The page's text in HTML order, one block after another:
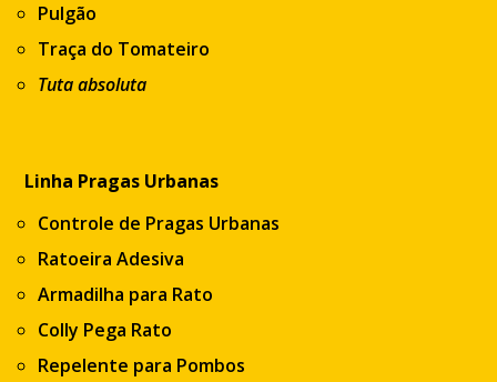
Pulgão
Traça do Tomateiro
Tuta absoluta
Linha Pragas Urbanas
Controle de Pragas Urbanas
Ratoeira Adesiva
Armadilha para Rato
Colly Pega Rato
Repelente para Pombos